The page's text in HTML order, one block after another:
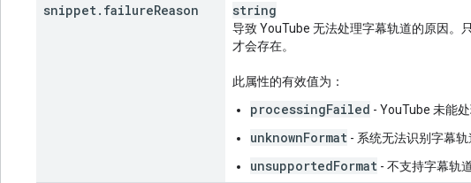
snippet. failureReason string
导致 YouTube 无法处理字幕轨道的原因。
才会存在。
此属性的有效值为：
processingFailed - YouTube 未能
unknownFormat - 系统无法识别字幕轨
unsupportedFormat - 不支持字幕轨